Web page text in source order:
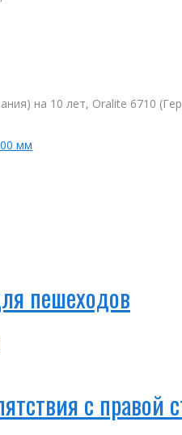
на 10 лет, Oralite 6710
мм
пешеходов
с правой